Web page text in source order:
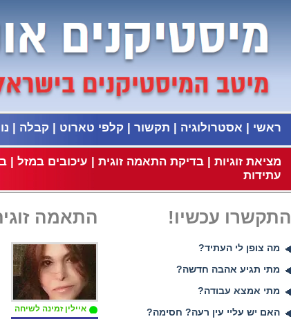
ראשי | אסטרולוגיה | תקשור | קלפי טארוט | קבלה |
מציאת זוגיות | בדיקת התאמה זוגית | עיכובים במזל |
עתידות
התאמה
איילין זמינה לשיחה
התקשרו עכשיו!
מה צופן לי העתיד?
מתי תגיע אהבה חדשה?
מתי אמצא עבודה?
האם יש עליי עין רעה? חסימה?